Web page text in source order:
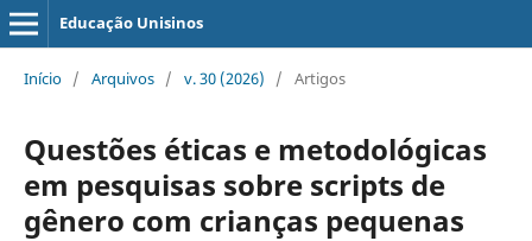
Educação Unisinos
Início / Arquivos / v. 30 (2026) / Artigos
Questões éticas e metodológicas
em pesquisas sobre scripts de
gênero com crianças pequenas